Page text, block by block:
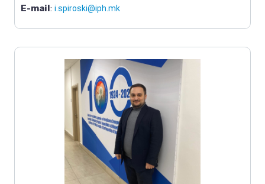
E-mail: i.spiroski@iph.mk